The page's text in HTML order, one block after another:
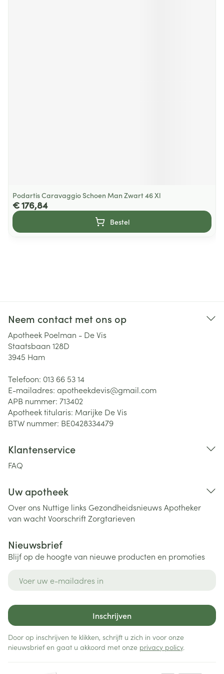
Podartis Caravaggio Schoen Man Zwart 46 Xl
€ 176,84
Bestel
Neem contact met ons op
Apotheek Poelman - De Vis
Staatsbaan 128D
3945 Ham
Telefoon: 013 66 53 14
E-mailadres: apotheekdevis@gmail.com
APB nummer: 713402
Apotheek titularis: Marijke De Vis
BTW nummer: BE0428334479
Klantenservice
FAQ
Uw apotheek
Over ons Nuttige links Gezondheidsnieuws Apotheker
van wachtVoorschriftZorgtarieven
Nieuwsbrief
Blijf op de hoogte van nieuwe producten en promoties
Inschrijven
Door op inschrijven te klikken, schrijft u zich in voor onze
nieuwsbrief en gaat u akkoord met onze privacy policy.